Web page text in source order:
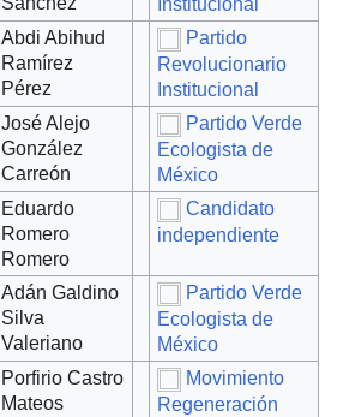
Abdi Abihud
Ramírez
Pérez
Partido
Revolucionario
Institucional
José Alejo
González
Carreón
Partido Verde
Ecologista de
México
Eduardo
Romero
Romero
Candidato
independiente
Adán Galdino
Silva
Valeriano
Partido Verde
Ecologista de
México
Porfirio Castro
Mateos
Movimiento
Regeneración